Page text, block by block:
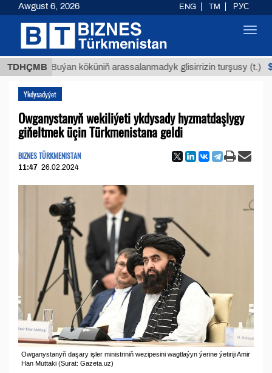
TDHÇMB
Buýan köküniň arassalanmadyk glisirrizin turşusy (t.)
Ykdysadyýet
Owganystanyň wekiliýeti ykdysady hyzmatdaşlygy
giňeltmek üçin Türkmenistana geldi
BIZNES TÜRKMENISTAN
11:47 26.02.2024
Owganystanyň daşary işler ministriniň wezipesini wagtlaýyn ýerine ýetiriji Amir
Han Muttaki (Surat: Gazeta.uz)
Awgust 6, 2026 ENG TM РУС